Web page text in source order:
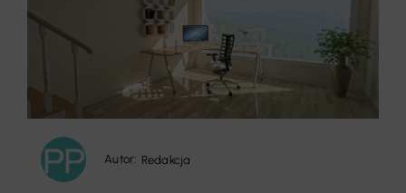
Autor: Redakcja